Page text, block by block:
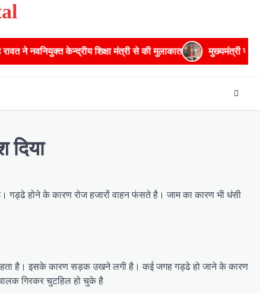
केन्द्रीय शिक्षा मंत्री से की मुलाकात मुख्यमंत्री से महानिदेशक
होने के कारण रोज हजारों वाहन फंसते है। जाम का कारण भी धंसी
रहता है। इसके कारण सड़क उखने लगी है। कई जगह गड्ढे हो जाने के कारण
गिरकर चुटहिल हो चुके है